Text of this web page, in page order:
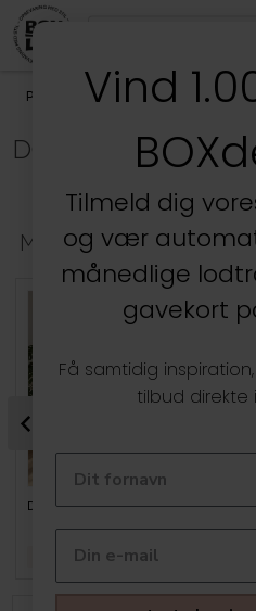
Produkter /Entréen/Dørmåtter/
DØRMÅTTER 120-
MEST POPULÆRE I
Dixie dørmåtte i jute - FREJA. Natur. 70x120 cm
649,-
Vind
Tilmeld dig
og vær
månedlige
gavekort
Få samtidig
tilbud direkte